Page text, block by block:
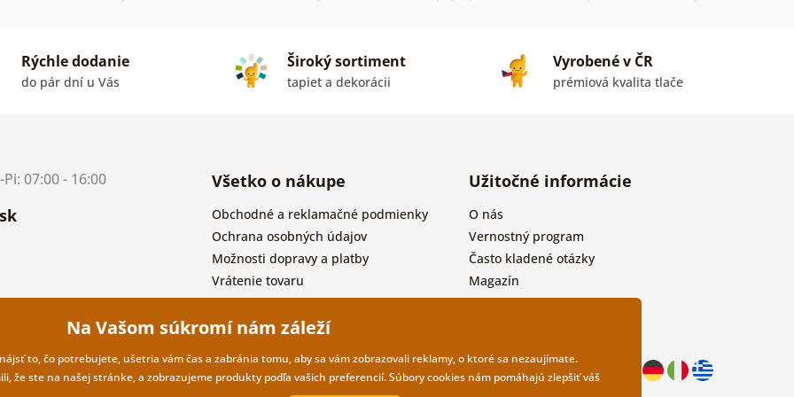
podľa vašich predstáv. Pre prehľadnosť sme nálepky na stenu rozdelili do kategórii:
Rýchle dodanie
do pár dní u Vás
Široký sortiment
tapiet a dekorácii
Vyrobené v ČR
prémiová kvalita tlače
07:00 - 16:00 Všetko o nákupe
Obchodné a reklamačné podmienky
Ochrana osobných údajov
Možnosti dopravy a platby
Vrátenie tovaru
Užitočné informácie
O nás
Vernostný program
Často kladené otázky
Magazín
Kontakty
Na Vašom súkromí nám záleží
to, čo potrebujete, ušetria vám čas a zabránia tomu, aby sa vám zobrazovali reklamy, o ktoré sa nezaujímate.
že ste na našej stránke, a zobrazujeme produkty podľa vašich preferencií. Súbory cookies nám pomáhajú zlepšiť váš